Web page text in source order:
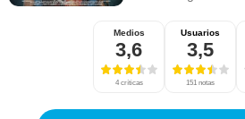
Medios
3,6
4 críticas
Usuarios
3,5
151 notas